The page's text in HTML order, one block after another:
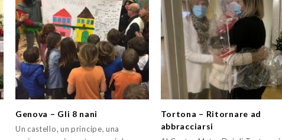
Genova – Gli 8 nani
Un castello, un principe, una
Tortona – Ritornare ad
abbracciarsi